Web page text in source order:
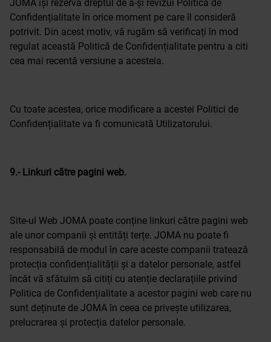
JOMA își rezervă dreptul de a-și revizui Politica de
Confidențialitate în orice moment pe care îl consideră
potrivit. Din acest motiv, vă rugăm să verificați în mod
regulat această Politică de Confidențialitate pentru a citi
cea mai recentă versiune a acesteia.
Cu toate acestea, orice modificare a acestei Politici de
Confidențialitate va fi comunicată Utilizatorului.
9.- Linkuri către pagini web.
Site-ul Web JOMA poate conține linkuri către pagini web
ale unor companii și entități terțe. JOMA nu poate fi
responsabilă de modul în care aceste companii tratează
protecția confidențialității și a datelor personale, astfel
încât vă sfătuim să citiți cu atenție declarațiile privind
Politica de Confidențialitate a acestor pagini web care nu
sunt deținute de JOMA în ceea ce privește utilizarea,
prelucrarea și protecția datelor personale.